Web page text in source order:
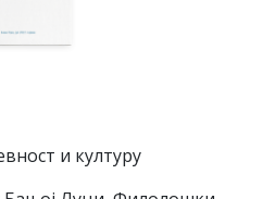
и културу